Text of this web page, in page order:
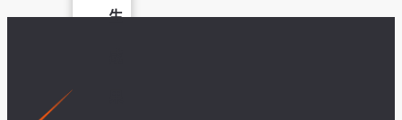
生